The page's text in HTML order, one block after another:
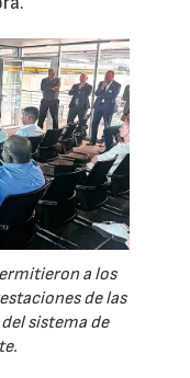
a los
de las
sistema de